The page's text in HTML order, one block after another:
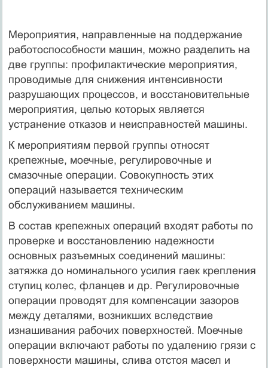
Мероприятия, направленные на поддержание
работоспособности машин, можно разделить на
две группы: профилактические мероприятия,
проводимые для снижения интенсивности
разрушающих процессов, и восстановительные
мероприятия, целью которых является
устранение отказов и неисправностей машины.
К мероприятиям первой группы относят
крепежные, моечные, регулировочные и
смазочные операции. Совокупность этих
операций называется техническим
обслуживанием машины.
В состав крепежных операций входят работы по
проверке и восстановлению надежности
основных разъемных соединений машины:
затяжка до номинального усилия гаек крепления
ступиц колес, фланцев и др. Регулировочные
операции проводят для компенсации зазоров
между деталями, возникших вследствие
изнашивания рабочих поверхностей. Моечные
операции включают работы по удалению грязи с
поверхности машины, слива отстоя масел и